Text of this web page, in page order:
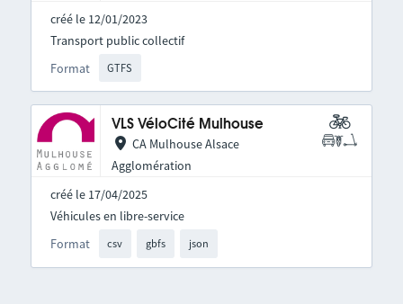
créé le 12/01/2023
Format GTFS
Transport public collectif
VLS VéloCité Mulhouse
CA Mulhouse Alsace
Agglomération
créé le 17/04/2025
Format csv gbfs json
Véhicules en libre-service